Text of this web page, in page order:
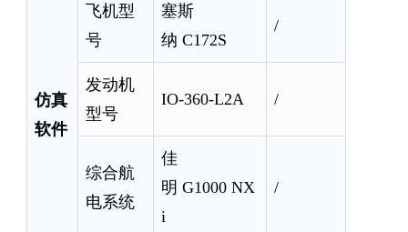
仿真
软件
飞机型
号
塞斯
纳 C172S
/
发动机
型号
IO-360-L2A /
综合航
电系统
佳
明 G1000 NX
i
/